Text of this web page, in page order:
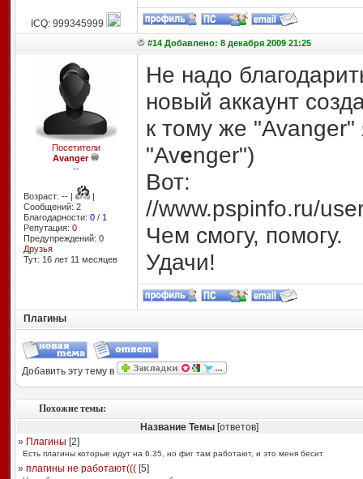
ICQ: 999345999
#14 Добавлено: 8 декабря 2009 21:25
Посетители
Avanger
--
Возраст: -- |
|
Сообщений: 2
Благодарности: 0/ 1
Репутация: 0
Предупреждений: 0
Друзья
Тут: 16 лет 11 месяцев
Не надо
новый аккаунт
к тому же
"Avenger")
Вот:
//www.pspinfo.ru/
Чем смогу, помогу.
Удачи!
Плагины
Добавить эту тему в
Похожие темы:
Название Темы [ответов]
» Плагины [2]
Есть плагины которые идут на 6.35, но фиг там работают, и это меня бесит
» плагины не работают((([5]